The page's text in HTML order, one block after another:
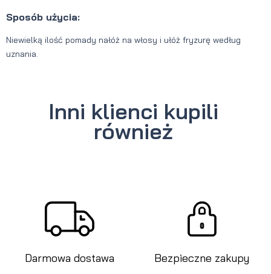
Sposób użycia:
Niewielką ilość pomady nałóż na włosy i ułóż fryzurę według
uznania.
Inni klienci kupili
również
Darmowa dostawa Bezpieczne zakupy